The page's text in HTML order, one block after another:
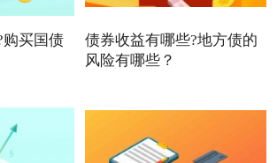
买国债
债券收益有哪些?地方债的
风险有哪些？